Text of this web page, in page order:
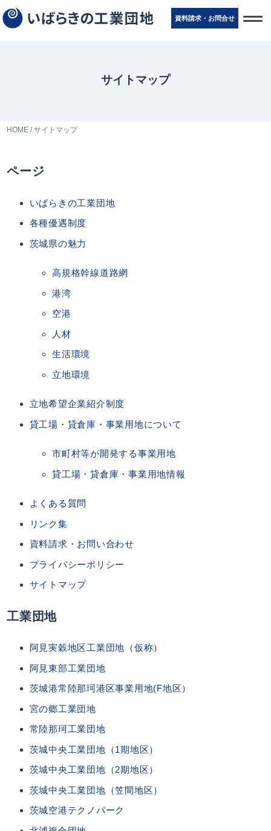
資料請求・お問合せ
t
o
サイトマップ
HOME /サイトマップ
ページ
いばらきの工業団地
各種優遇制度
茨城県の魅力
高規格幹線道路網
港湾
空港
人材
生活環境
立地環境
立地希望企業紹介制度
貸工場・貸倉庫・事業用地について
市町村等が開発する事業用地
貸工場・貸倉庫・事業用地情報
よくある質問
リンク集
資料請求・お問い合わせ
プライバシーポリシー
サイトマップ
工業団地
阿見実穀地区工業団地（仮称）
阿見東部工業団地
茨城港常陸那珂港区事業用地(F地区）
宮の郷工業団地
常陸那珂工業団地
茨城中央工業団地（1期地区）
茨城中央工業団地（2期地区）
茨城中央工業団地（笠間地区）
茨城空港テクノパーク